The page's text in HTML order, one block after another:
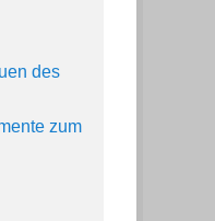
des
zum